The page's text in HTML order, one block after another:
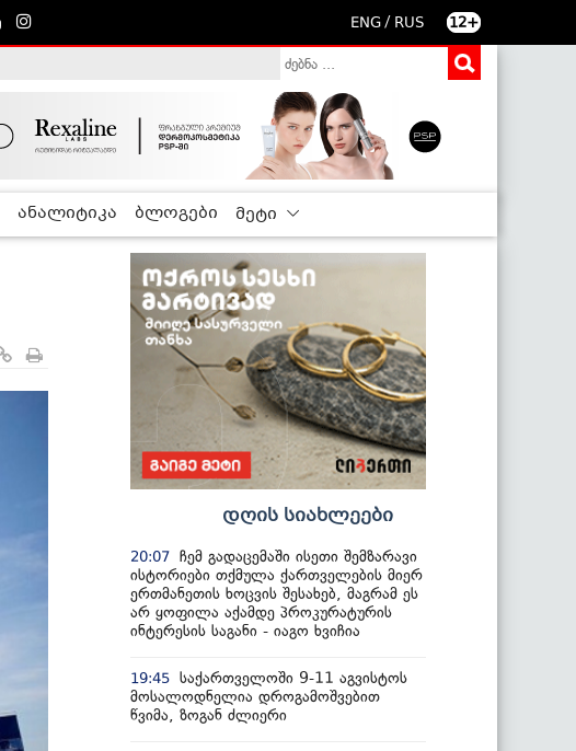
ENG / RUS 12+
ანალიტიკა ბლოგები მეტი
დღის სიახლეები
20:07 ჩემ გადაცემაში ისეთი შემზარავი
ისტორიები თქმულა ქართველების მიერ
ერთმანეთის ხოცვის შესახებ, მაგრამ ეს
არ ყოფილა აქამდე პროკურატურის
ინტერესის საგანი - იაგო ხვიჩია
19:45 საქართველოში 9-11 აგვისტოს
მოსალოდნელია დროგამოშვებით
წვიმა, ზოგან ძლიერი